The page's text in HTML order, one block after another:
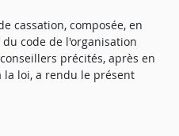
cassation, composée, en
code de l'organisation
précités, après en
loi, a rendu le présent